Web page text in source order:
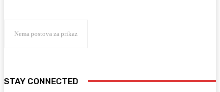
Nema postova za prikaz
STAY CONNECTED